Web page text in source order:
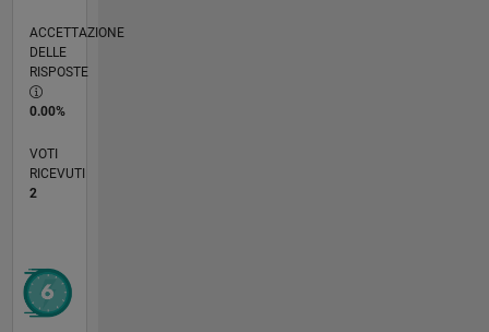
ACCETTAZIONE
DELLE
RISPOSTE
0.00%
VOTI
RICEVUTI
2